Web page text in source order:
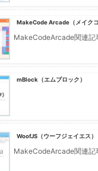
MakeCode Arcade（メイクコ
MakeCodeArcade関連記
mBlock（エムブロック）
WoofJS（ウーフジェイエス）
MakeCodeArcade関連記